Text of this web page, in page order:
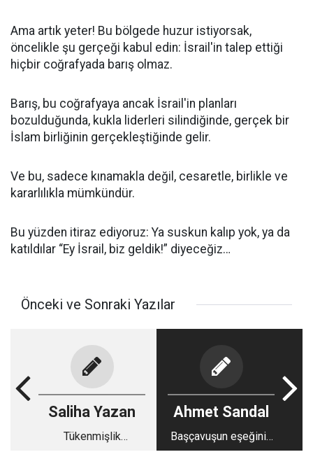
Ama artık yeter! Bu bölgede huzur istiyorsak,
öncelikle şu gerçeği kabul edin: İsrail'in talep ettiği
hiçbir coğrafyada barış olmaz.
Barış, bu coğrafyaya ancak İsrail'in planları
bozulduğunda, kukla liderleri silindiğinde, gerçek bir
İslam birliğinin gerçekleştiğinde gelir.
Ve bu, sadece kınamakla değil, cesaretle, birlikle ve
kararlılıkla mümkündür.
Bu yüzden itiraz ediyoruz: Ya suskun kalıp yok, ya da
katıldılar “Ey İsrail, biz geldik!” diyeceğiz…
Önceki ve Sonraki Yazılar
Saliha Yazan
Tükenmişlik
Ahmet Sandal
Başçavuşun eşeğinin
gaz çıkarması ve